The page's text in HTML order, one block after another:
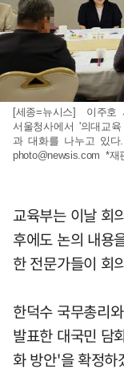
[세종=뉴시스] 이주호
서울청사에서 '의대교
과 대화를 나누고 있다
photo@newsis.com *재
교육부는 이날 회
후에도 논의 내용
한 전문가들이 회
한덕수 국무총리
발표한 대국민 담
화 방안'을 확정